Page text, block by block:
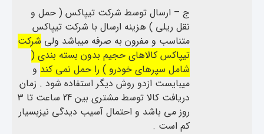
ج – ارسال توسط شرکت تیپاکس ( حمل و
نقل ریلی ) هزینه ارسال با شرکت تیپاکس
متناسب و مفرون به صرفه میباشد ولی شرکت
تیپاکس کالاهای حجیم بدون بسته بندی (
شامل سپرهای خودرو ) را حمل نمی کند و
میبایست ازدو روش دیگر استفاده شود . زمان
دریافت کالا توسط مشتری بین 24 ساعت تا 3
روز می باشد و احتمال آسیب دیدگی نیزبسیار
کم است .